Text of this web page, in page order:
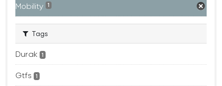
Mobility 1
Tags
Durak 1
Gtfs 1